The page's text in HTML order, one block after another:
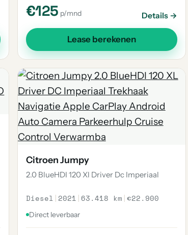
€125 p/mnd Details →
Lease berekenen
Citroen Jumpy
2.0 BlueHDI 120 Xl Driver Dc Imperiaal
Diesel | 2021 | 63.418 km |€22.900
Direct leverbaar